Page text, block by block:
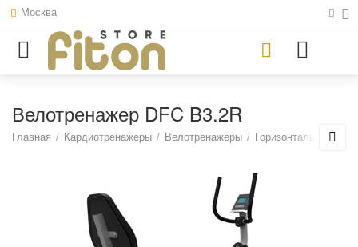
Москва
Велотренажер DFC B3.2R
Главная / Кардиотренажеры / Велотренажеры / Горизонтальные